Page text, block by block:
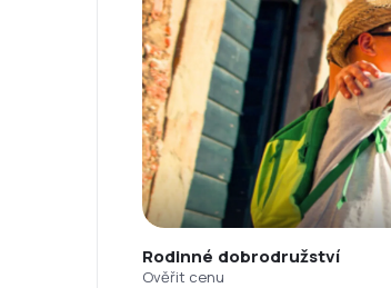
Rodinné dobrodružství
Ověřit cenu